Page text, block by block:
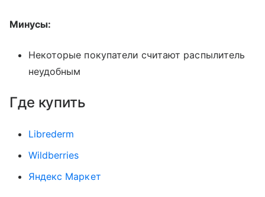
Минусы:
Некоторые покупатели считают распылитель
неудобным
Где купить
Librederm
Wildberries
Яндекс Маркет